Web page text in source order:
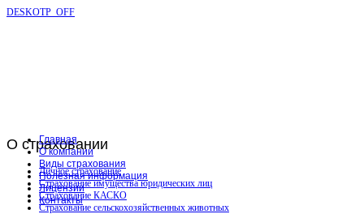
DESKOTP_OFF
О страховании
Личное страхование
Страхование имущества юридических лиц
Страхование КАСКО
Страхование сельскохозяйственных животных
Главная
О компании
Виды страхования
Полезная информация
Лицензии
Контакты